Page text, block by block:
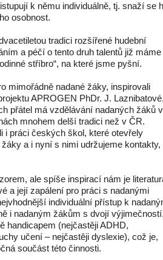
k němu individuálně, tj. snaží se
osobnost.
tradici rozšířené hudební
a péčí o tento druh talentů již máme
stříbro“, na které jsme pyšní.
mimořádně nadané žáky, inspirovali
APROGEN PhDr. J.
přátel má vzdělávání nadaných žáků
mnohem delší tradici než v ČR.
i práci českých škol, které otevřely
a i nyní s nimi udržujeme kontakty,
ale spíše inspirací nám je
a její zapálení pro práci s nadanými
individuální přístup k
i nadaným žákům s dvojí
handicapem (nejčastěji ADHD,
učení – nejčastěji dyslexie), což je,
součást této činnosti.